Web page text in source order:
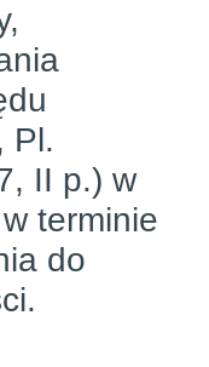
Pl.
II p.) w
terminie
do